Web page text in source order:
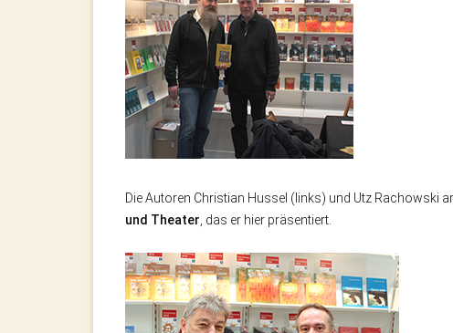
Die Autoren Christian Hussel (links) und Utz Rachowski
und Theater , das er hier präsentiert.